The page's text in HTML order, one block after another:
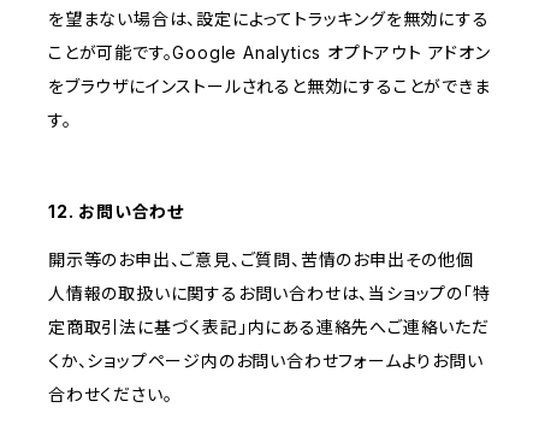
を望まない場合は、設定によってトラッキングを無効にする
ことが可能です。Google Analytics オプトアウト アドオン
をブラウザにインストールされると無効にすることができま
す。
12. お問い合わせ
開示等のお申出、ご意見、ご質問、苦情のお申出その他個
人情報の取扱いに関するお問い合わせは、当ショップの「特
定商取引法に基づく表記」内にある連絡先へご連絡いただ
くか、ショップページ内のお問い合わせフォームよりお問い
合わせください。